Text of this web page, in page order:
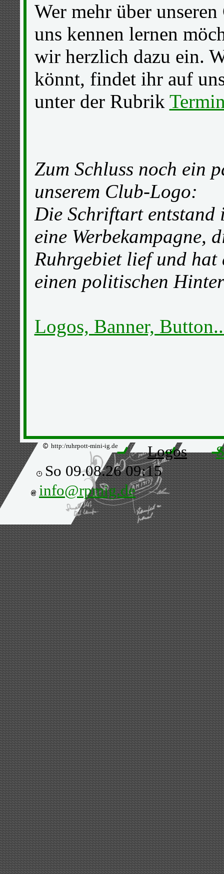
Wer mehr über
uns kennen lernen
wir herzlich dazu ein.
könnt, findet ihr auf
unter der Rubrik
Zum Schluss noch ein
unserem Club-Logo:
Die Schriftart entstand
eine Werbekampagne,
Ruhrgebiet lief und
einen politischen
Logos, Banner,
http:/ruhrpott-mini-ig.de Logos
So 09.08.26 09:15
info@rpmig.de